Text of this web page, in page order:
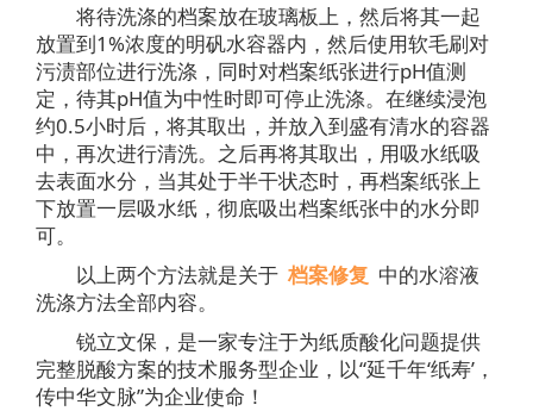
将待洗涤的档案放在玻璃板上，然后将其一起
放置到1%浓度的明矾水容器内，然后使用软毛刷对
污渍部位进行洗涤，同时对档案纸张进行pH值测
定，待其pH值为中性时即可停止洗涤。在继续浸泡
约0.5小时后，将其取出，并放入到盛有清水的容器
中，再次进行清洗。之后再将其取出，用吸水纸吸
去表面水分，当其处于半干状态时，再档案纸张上
下放置一层吸水纸，彻底吸出档案纸张中的水分即
可。
以上两个方法就是关于 档案修复 中的水溶液
洗涤方法全部内容。
锐立文保，是一家专注于为纸质酸化问题提供
完整脱酸方案的技术服务型企业，以“延千年‘纸寿’，
传中华文脉”为企业使命！